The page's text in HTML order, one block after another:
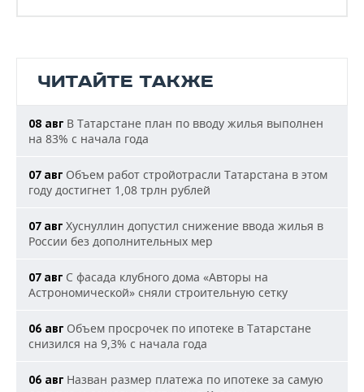
ЧИТАЙТЕ ТАКЖЕ
08 авг В Татарстане план по вводу жилья выполнен
на 83% с начала года
07 авг Объем работ стройотрасли Татарстана в этом
году достигнет 1,08 трлн рублей
07 авг Хуснуллин допустил снижение ввода жилья в
России без дополнительных мер
07 авг С фасада клубного дома «Авторы на
Астрономической» сняли строительную сетку
06 авг Объем просрочек по ипотеке в Татарстане
снизился на 9,3% с начала года
06 авг Назван размер платежа по ипотеке за самую